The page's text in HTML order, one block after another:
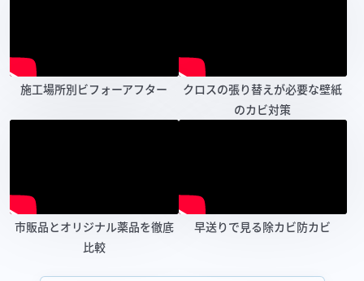
施工場所別ビフォーアフター
クロスの張り替えが必要な壁紙
のカビ対策
市販品とオリジナル薬品を徹底
比較
早送りで見る除カビ防カビ